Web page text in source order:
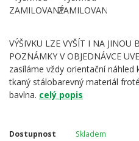
VÝŠIVKU LZE VYŠÍT I NA JINOU
POZNÁMKY V OBJEDNÁVCE
zasíláme vždy orientační
tkaný stálobarevný materiál
bavlna. celý popis
Dostupnost Skladem